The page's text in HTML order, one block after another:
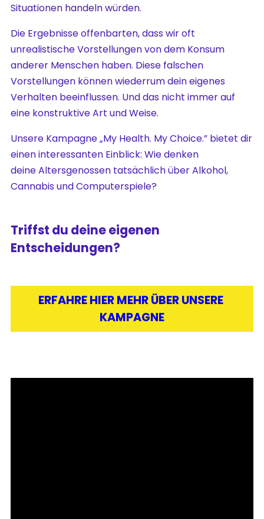
Situationen handeln würden.
Die Ergebnisse offenbarten, dass wir oft
unrealistische Vorstellungen von dem Konsum
anderer Menschen haben. Diese falschen
Vorstellungen können wiederrum dein eigenes
Verhalten beeinflussen. Und das nicht immer auf
eine konstruktive Art und Weise.
Unsere Kampagne „My Health. My Choice.” bietet dir
einen interessanten Einblick: Wie denken
deine Altersgenossen tatsächlich über Alkohol,
Cannabis und Computerspiele?
Triffst du deine eigenen
Entscheidungen?
ERFAHRE HIER MEHR ÜBER UNSERE
KAMPAGNE